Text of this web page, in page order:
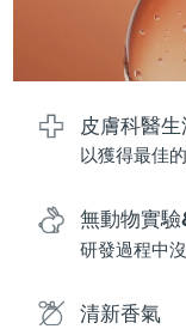
皮膚科醫
以獲得最佳
無動物實
研發過程中
清新香氣
卡達
羅馬尼亞
俄羅斯